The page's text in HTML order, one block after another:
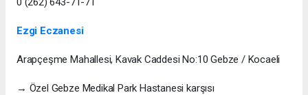
Ezgi Eczanesi
Arapçeşme Mahallesi, Kavak Caddesi No:10 Gebze / Kocaeli
→ Özel Gebze Medikal Park Hastanesi karşısı